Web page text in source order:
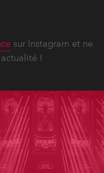
sur Instagram et ne
!